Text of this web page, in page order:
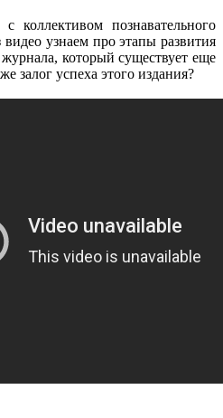
коллективом познавательного
узнаем про этапы развития
который существует еще
залог успеха этого издания?